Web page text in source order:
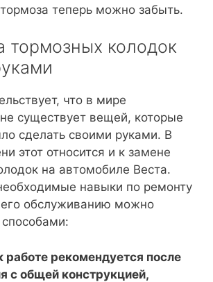
теперь можно забыть.
тормозных колодок
что в мире
существует вещей, которые
сделать своими руками. В
этот относится и к замене
на автомобиле Веста.
навыки по ремонту
обслуживанию можно
работе рекомендуется после
с общей конструкцией,